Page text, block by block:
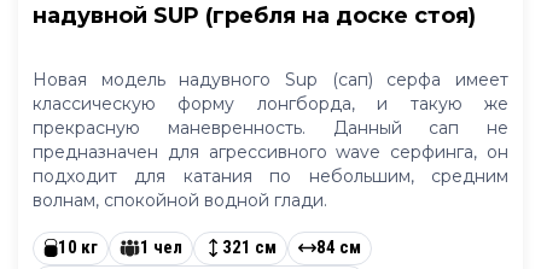
надувной SUP (гребля на доске стоя)
Новая модель надувного Sup (сап) серфа имеет
классическую форму лонгборда, и такую же
прекрасную маневренность. Данный сап не
предназначен для агрессивного wave серфинга, он
подходит для катания по небольшим, средним
волнам, спокойной водной глади.
10 кг 1 чел 321 см
84 см